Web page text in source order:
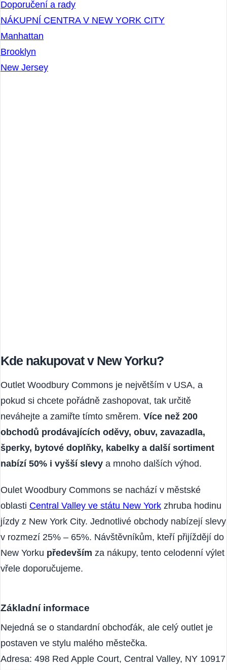
Jersey Gardens
Doporučení a rady
NÁKUPNÍ CENTRA V NEW YORK CITY
Manhattan
Brooklyn
Kde nakupovat v New Yorku?
Outlet Woodbury Commons je největším v USA, a
pokud si chcete pořádně zashopovat, tak určitě
neváhejte a zamiřte tímto směrem.Více než 200
obchodů prodávajících oděvy, obuv, zavazadla,
šperky, bytové doplňky, kabelky a další sortiment
a mnoho dalších výhod.
Oulet Woodbury Commons se nachází v městské
oblasti Central Valley ve státu New Yorkzhruba hodinu
jízdy z New York City. Jednotlivé obchody nabízejí slevy
v rozmezí 25% – 65%. Návštěvníkům, kteří přijíždějí do
New Yorku především
Základní informace
Nejedná se o standardní obchoďák, ale celý outlet je
postaven ve stylu malého městečka.